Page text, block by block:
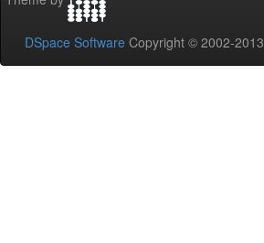
DSpace Software Copyright © 2002-2013